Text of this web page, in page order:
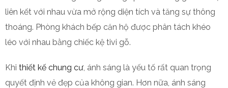
liên kết với nhau vừa mở rộng diện tích và tăng sự thông
thoáng. Phòng khách bếp căn hộ được phân tách khéo
léo với nhau bằng chiếc kệ tivi gỗ.
Khi thiết kế chung cư , ánh sáng là yếu tố rất quan trọng
quyết định vẻ đẹp của không gian. Hơn nữa, ánh sáng